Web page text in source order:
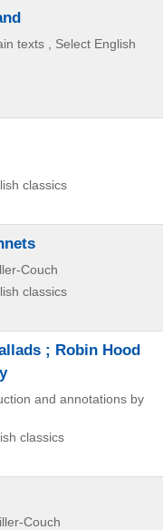
texts , Select English
classics
Couch
classics
; Robin Hood
and annotations by
classics
Couch